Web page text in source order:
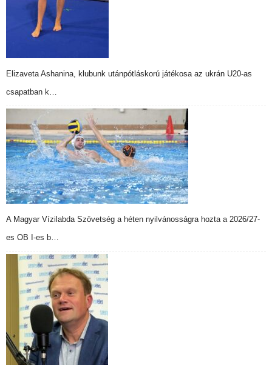
Elizaveta Ashanina, klubunk utánpótláskorú játékosa az ukrán U20-as
csapatban k…
A Magyar Vízilabda Szövetség a héten nyilvánosságra hozta a 2026/27-
es OB I-es b…